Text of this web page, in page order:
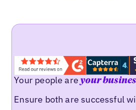
Your people areyour
Ensure both are successful